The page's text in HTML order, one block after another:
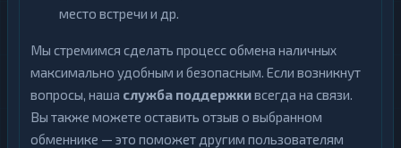
место встречи и др.
Мы стремимся сделать процесс обмена наличных
максимально удобным и безопасным. Если возникнут
вопросы, наша служба поддержкивсегда на связи.
Вы также можете оставить отзыв о выбранном
обменнике — это поможет другим пользователям